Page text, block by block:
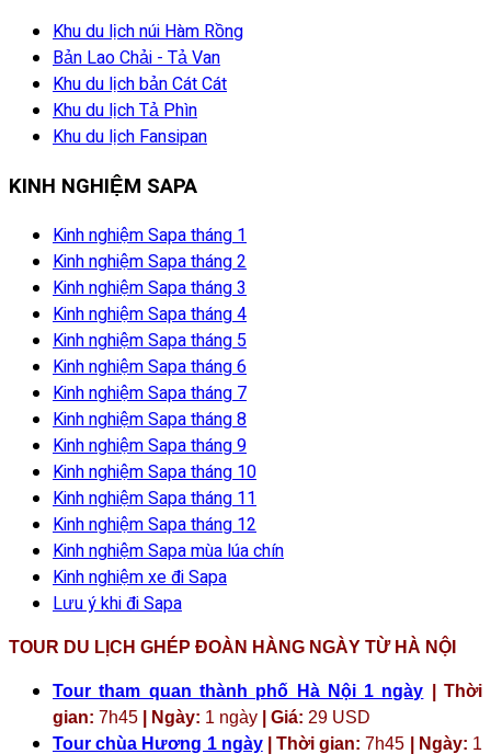
Khu du lịch núi Hàm Rồng
Bản Lao Chải - Tả Van
Khu du lịch bản Cát Cát
Khu du lịch Tả Phìn
Khu du lịch Fansipan
KINH NGHIỆM SAPA
Kinh nghiệm Sapa tháng 1
Kinh nghiệm Sapa tháng 2
Kinh nghiệm Sapa tháng 3
Kinh nghiệm Sapa tháng 4
Kinh nghiệm Sapa tháng 5
Kinh nghiệm Sapa tháng 6
Kinh nghiệm Sapa tháng 7
Kinh nghiệm Sapa tháng 8
Kinh nghiệm Sapa tháng 9
Kinh nghiệm Sapa tháng 10
Kinh nghiệm Sapa tháng 11
Kinh nghiệm Sapa tháng 12
Kinh nghiệm Sapa mùa lúa chín
Kinh nghiệm xe đi Sapa
Lưu ý khi đi Sapa
TOUR DU LỊCH GHÉP ĐOÀN HÀNG NGÀY TỪ HÀ NỘI
Tour tham quan thành phố Hà Nội 1 ngày | Thời
gian: 7h45 | Ngày: 1 ngày | Giá: 29 USD
Tour chùa Hương 1 ngày| Thời gian: 7h45 | Ngày: 1